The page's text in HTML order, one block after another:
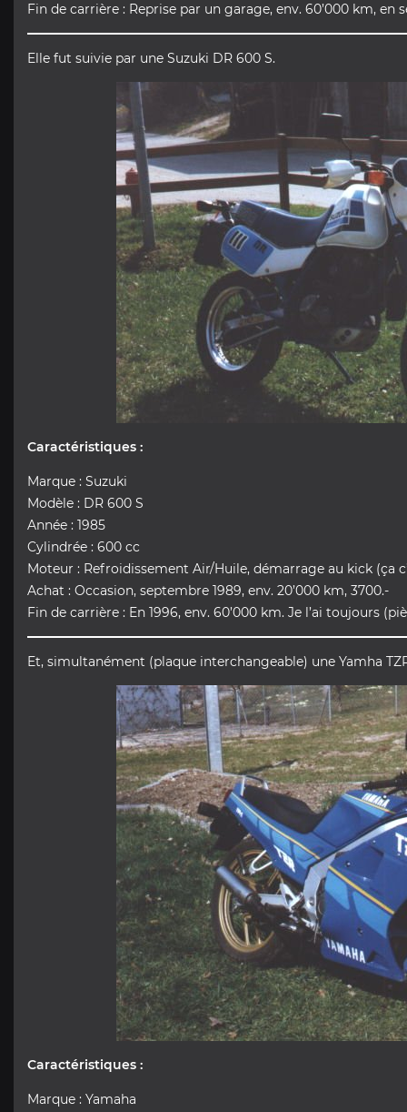
Fin de carrière : Reprise par un garage, env. 60’000 km, en
Elle fut suivie par une Suzuki DR 600 S.
Caractéristiques :
Marque : Suzuki
Modèle : DR 600 S
Année : 1985
Cylindrée : 600 cc
Moteur : Refroidissement Air/Huile, démarrage au kick (ça
Achat : Occasion, septembre 1989, env. 20’000 km, 3700.-
Fin de carrière : En 1996, env. 60’000 km. Je l’ai toujours
Et, simultanément (plaque interchangeable) une Yamha
Caractéristiques :
Marque : Yamaha